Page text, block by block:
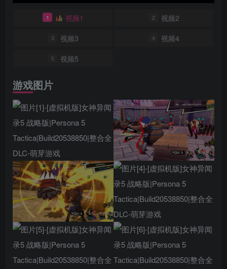
1 视频1 2 视频2
3 视频3 4 视频4
5 视频5
游戏图片